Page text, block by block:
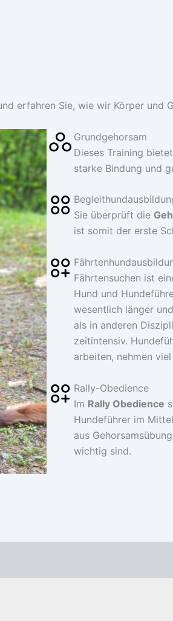
erfahren Sie, wie wir Körper und
Grundgehorsam
Dieses Training
starke Bindung und
Sie überprüft die
ist somit der erste
Fährtensuchen ist
Hund und
wesentlich länger
als in anderen
zeitintensiv.
arbeiten, nehmen
Rally-Obedience
Im Rally Obedience
Hundeführer im
aus
wichtig sind.